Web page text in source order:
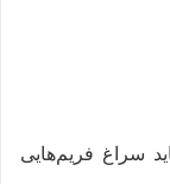
سراغ فریم‌هایی